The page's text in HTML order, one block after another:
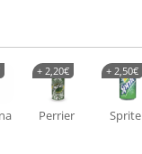
Perrier
+ 2,20€
Sprite
+ 2,50€